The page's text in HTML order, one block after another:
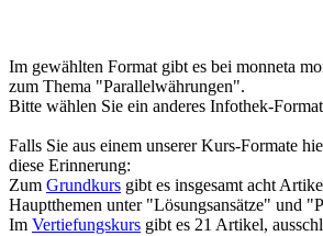
Im gewählten Format gibt es bei monneta
zum Thema "Parallelwährungen".
Bitte wählen Sie ein anderes Infothek-
Falls Sie aus einem unserer Kurs-Formate
diese Erinnerung:
Zum Grundkurs gibt es insgesamt acht
Hauptthemen unter "Lösungsansätze" und
Im Vertiefungskurs gibt es 21 Artikel,